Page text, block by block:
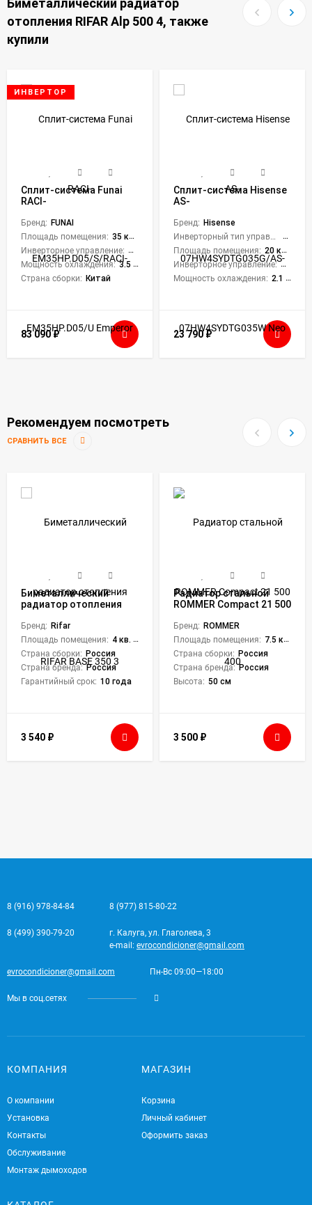
Биметаллический радиатор
отопления RIFAR Alp 500 4, также
купили
ИНВЕРТОР
Сплит-система Funai
RACI-
EM35HP.D05/U Emperor
Smart Eye Inverter
Бренд: FUNAI
Площадь помещения: 35 кв. м.
Инверторное управление: Да
Мощность охлаждения: 3.5 кВт
Страна сборки: Китай
83 090₽
Сплит-система Hisense
AS-
07HW4SYDTG035W Neo
Premium Classic WI-FI
Ready
Бренд: Hisense
Инверторный тип управления:
Нет
Площадь помещения: 20 кв. м.
Инверторное управление: Нет
Мощность охлаждения: 2.1 кВт
23 790₽
Рекомендуем посмотреть
СРАВНИТЬ ВСЕ
Биметаллический
радиатор отопления
Бренд: Rifar
Площадь помещения: 4 кв. м.
Страна сборки: Россия
Страна бренда: Россия
Гарантийный срок: 10 года
3 540 ₽
Радиатор стальной
ROMMER Compact 21 500
Бренд: ROMMER
Площадь помещения: 7.5 кв. м.
Страна сборки: Россия
Страна бренда: Россия
Высота: 50 см
3 500 ₽
8 (916) 978-84-84 8 (977) 815-80-22
8 (499) 390-79-20
г. Калуга, ул. Глаголева, 3
e-mail: evrocondicioner@gmail.com
evrocondicioner@gmail.com Пн-Вс 09:00—18:00
Мы в соц.сетях
КОМПАНИЯ
О компании
Установка
Контакты
Обслуживание
Монтаж дымоходов
МАГАЗИН
Корзина
Личный кабинет
Оформить заказ